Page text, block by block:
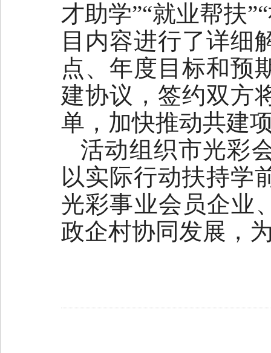
才助学”“就业帮扶
目内容进行了详细
点、年度目标和预
建协议，签约双方
单，加快推动共建
活动组织市光彩
以实际行动扶持学
光彩事业会员企业
政企村协同发展，